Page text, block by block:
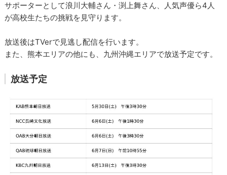
サポーターとして浪川大輔さん・渕上舞さん、人気声優ら4人
が高校生たちの挑戦を見守ります。
放送後はTVerで見逃し配信を行います。
また、熊本エリアの他にも、九州沖縄エリアで放送予定です。
放送予定